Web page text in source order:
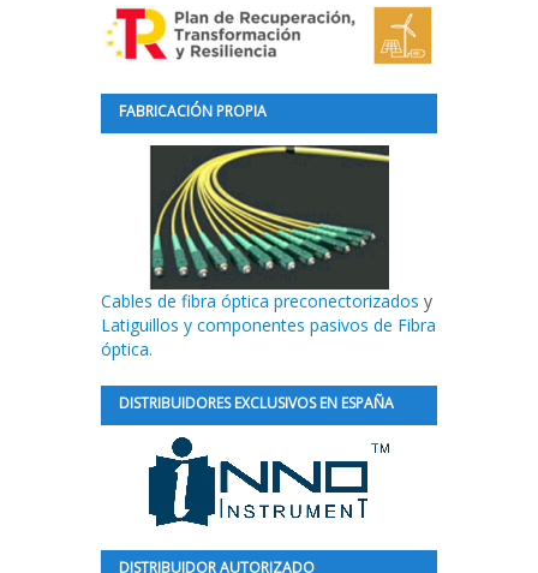
FABRICACIÓN PROPIA
Cables de fibra óptica preconectorizados y
Latiguillos y componentes pasivos de Fibra
óptica.
DISTRIBUIDORES EXCLUSIVOS EN ESPAÑA
DISTRIBUIDOR AUTORIZADO